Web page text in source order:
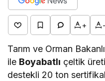
+ -
Tarım ve Orman
ile Boyabatlı çeltik
destekli 20 ton